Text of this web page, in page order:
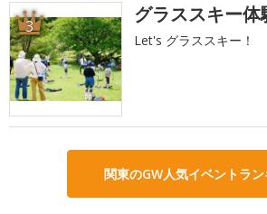
3 グラススキー
Let's グラススキー！
関東のGW人気イベントラ